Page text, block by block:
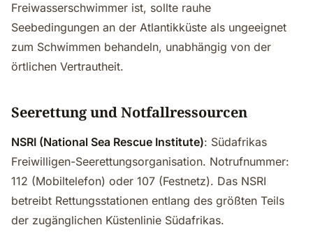
Freiwasserschwimmer ist, sollte rauhe
Seebedingungen an der Atlantikküste als ungeeignet
zum Schwimmen behandeln, unabhängig von der
örtlichen Vertrautheit.
Seerettung und Notfallressourcen
NSRI (National Sea Rescue Institute): Südafrikas
Freiwilligen-Seerettungsorganisation. Notrufnummer:
112 (Mobiltelefon) oder 107 (Festnetz). Das NSRI
betreibt Rettungsstationen entlang des größten Teils
der zugänglichen Küstenlinie Südafrikas.